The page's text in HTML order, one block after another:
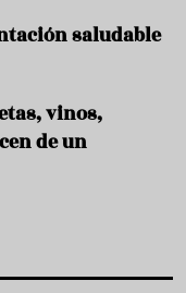
saludable
vinos,
de un